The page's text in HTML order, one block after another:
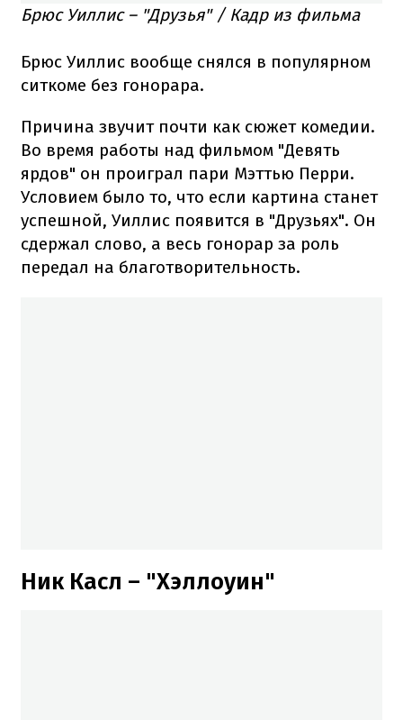
Брюс Уиллис – "Друзья" / Кадр из фильма
Брюс Уиллис вообще снялся в популярном
ситкоме без гонорара.
Причина звучит почти как сюжет комедии.
Во время работы над фильмом "Девять
ярдов" он проиграл пари Мэттью Перри.
Условием было то, что если картина станет
успешной, Уиллис появится в "Друзьях". Он
сдержал слово, а весь гонорар за роль
передал на благотворительность.
Ник Касл – "Хэллоуин"